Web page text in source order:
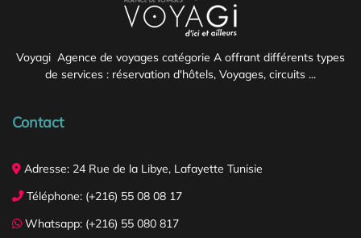
Voyagi Agence de voyages catégorie A offrant différents types
de services : réservation d'hôtels, Voyages, circuits ...
Contact
Adresse: 24 Rue de la Libye, Lafayette Tunisie
Téléphone: (+216) 55 08 08 17
Whatsapp: (+216) 55 080 817